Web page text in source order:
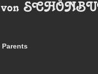
von
Parents